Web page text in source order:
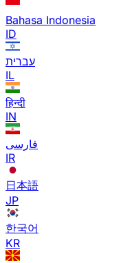
Bahasa Indonesia
ID
עברית
IL
हिन्दी
IN
فارسی
IR
日本語
JP
한국어
KR